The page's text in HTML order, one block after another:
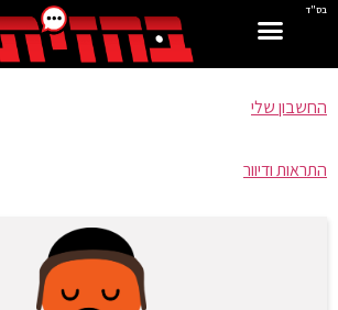
בס"ד
החשבון שלי
התראות ודיוור